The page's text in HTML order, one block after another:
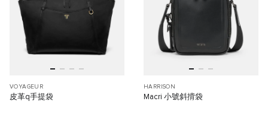
VOYAGEUR
皮革q手提袋
HARRISON
Macri 小號斜揹袋